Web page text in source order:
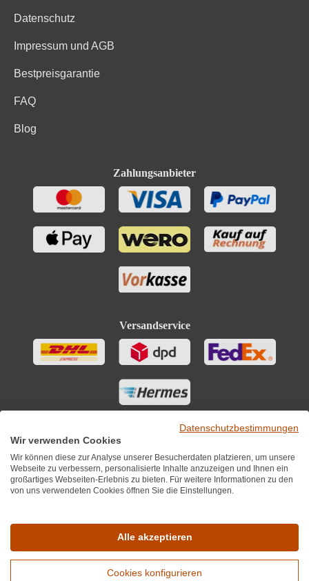
Datenschutz
Impressum und AGB
Bestpreisgarantie
FAQ
Blog
Zahlungsanbieter
Versandservice
Datenschutzbestimmungen
Wir verwenden Cookies
Wir können diese zur Analyse unserer Besucherdaten platzieren, um unsere
Webseite zu verbessern, personalisierte Inhalte anzuzeigen und Ihnen ein
großartiges Webseiten-Erlebnis zu bieten. Für weitere Informationen zu den
von uns verwendeten Cookies öffnen Sie die Einstellungen.
Alle akzeptieren
Cookies konfigurieren